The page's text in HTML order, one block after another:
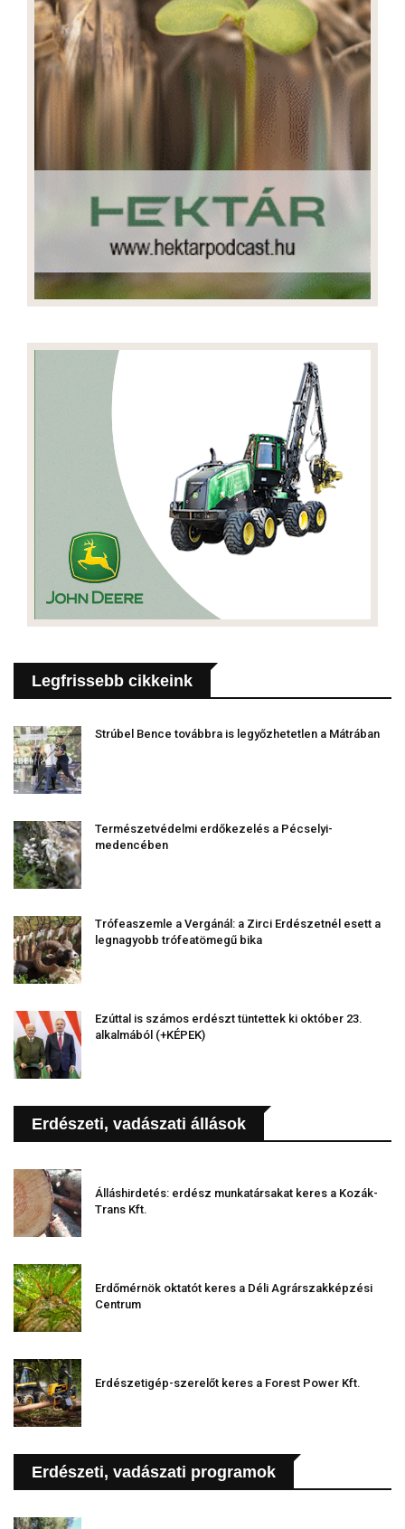
Legfrissebb cikkeink
Strúbel Bence továbbra is legyőzhetetlen a Mátrában
Természetvédelmi erdőkezelés a Pécselyi-
medencében
Trófeaszemle a Vergánál: a Zirci Erdészetnél esett a
legnagyobb trófeatömegű bika
Ezúttal is számos erdészt tüntettek ki október 23.
alkalmából (+KÉPEK)
Erdészeti, vadászati állások
Álláshirdetés: erdész munkatársakat keres a Kozák-
Trans Kft.
Erdőmérnök oktatót keres a Déli Agrárszakképzési
Centrum
Erdészetigép-szerelőt keres a Forest Power Kft.
Erdészeti, vadászati programok